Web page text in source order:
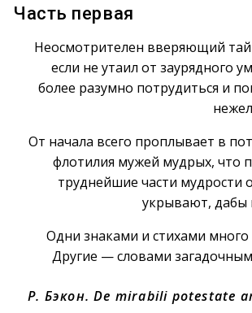
Часть первая
Неосмотрителен вверяющий
если не утаил от заурядного
более разумно потрудиться и
От начала всего проплывает в
флотилия мужей мудрых, что
труднейшие части мудрости
укрывают, дабы
Одни знаками и стихами много
Другие — словами
Р. Бэкон. De mirabili potestate